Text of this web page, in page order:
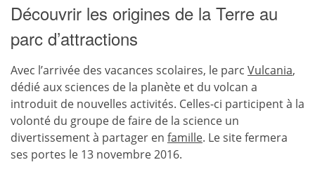
Découvrir les origines de la Terre au
parc d’attractions
Avec l’arrivée des vacances scolaires, le parc Vulcania,
dédié aux sciences de la planète et du volcan a
introduit de nouvelles activités. Celles-ci participent à la
volonté du groupe de faire de la science un
divertissement à partager en famille. Le site fermera
ses portes le 13 novembre 2016.